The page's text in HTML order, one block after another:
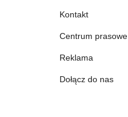
Kontakt
Centrum prasowe
Reklama
Dołącz do nas